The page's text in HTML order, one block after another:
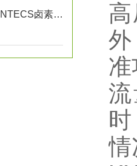
池田屋现货！[免费演示] INTECS卤素灯UIH-3D灰尘照射检测灯
情